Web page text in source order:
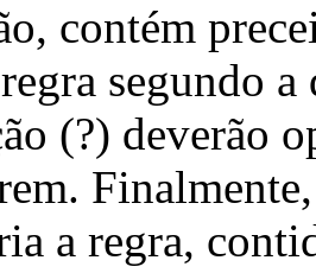
contém
segundo
(?) deverão
a regra,